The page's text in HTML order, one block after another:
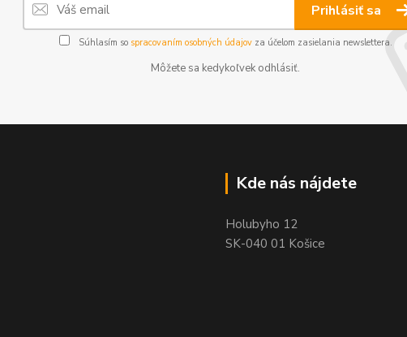
Prihlásiť sa
Súhlasím so spracovaním osobných údajovza účelom zasielania newslettera.
Môžete sa kedykoľvek odhlásiť.
Kde nás nájdete
Holubyho 12
SK-040 01 Košice